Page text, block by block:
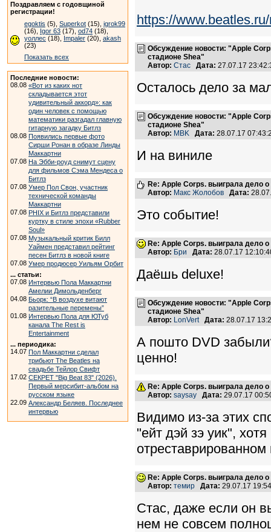
Поздравляем с годовщиной
регистрации!
egoktis (5), Superkot (15), igrok99
(16), Igor 63 (17), od74 (18),
уоллес (18), Impaler (20), akash
(23)
Показать всех
Последние новости:
08.08 «Вот из каких нот
складывается этот
удивительный аккорд»: как
один человек с помощью
математики разгадал главную
гитарную загадку Битлз
08.08 Появились первые фото
Сирши Ронан в образе Линды
Маккартни
07.08 На Эбби-роуд снимут сцену
для фильмов Сэма Мендеса о
Битлз
07.08 Умер Пол Свон, участник
технической команды
Маккартни
07.08 PHIX и Битлз представили
куртку в стиле эпохи «Rubber
Soul»
07.08 Музыкальный критик Билл
Уаймен представил рейтинг
песен Битлз в новой книге
07.08 Умер продюсер Уильям Орбит
... статьи:
07.08 Интервью Пола Маккартни
Амелии Димольденберг
04.08 Бьорк: “В воздухе витают
разительные перемены”
01.08 Интервью Пола для ЮТуб
канала The Rest is
Entertainment
... периодика:
14.07 Пол Маккартни сделал
трибьют The Beatles на
свадьбе Тейлор Свифт
17.02 СЕКРЕТ "Big Beat 83" (2026).
Первый мерсибит-альбом на
русском языке
22.09 Александр Беляев. Последнее
интервью
https://
Обсуждение новости: "Apple
стадионе Shea"
Автор: Стас Дата: 27.07.17
Осталось дело за
Обсуждение новости: "Apple
стадионе Shea"
Автор: MBK Дата: 28.07.17
И на виниле
Re: Apple Corps. выиграла дело
Автор: Макс Жолобов Дата:
Это событие!
Re: Apple Corps. выиграла дело
Автор: Бри Дата: 28.07.17
Даёшь deluxe!
Обсуждение новости: "Apple
стадионе Shea"
Автор: LonVert Дата: 28.07.17
А пошто DVD
ценно!
Re: Apple Corps. выиграла дело
Автор: saysay Дата: 29.07.17
Видимо из-за этих
"ейт дэй зэ уик",
отреставрированном
Re: Apple Corps. выиграла дело
Автор: темир Дата: 29.07.17
Стас, даже если он
нем не совсем